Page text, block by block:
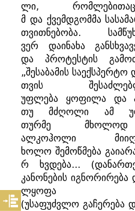
ლი,
მ და ქვემდგომმა
თვითნებობა.
ვერ
დაინახა
და
პროტესტის
„შესაბამის საექსპერტო
თვის
უფლება
ყოფილა და
თუ
მძღოლი ამ
თურმე
მხოლოდ
ალკოჰოლი
ხოლო შემოწმება
რ
ხვდება... (
კანონების იგნორირება
ლყოფა
(უსაფუძვლო გაჩერება